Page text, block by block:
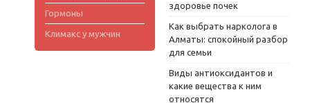
Гормоны
Климакс у мужчин
здоровье почек
Как выбрать нарколога в
Алматы: спокойный разбор
для семьи
Виды антиоксидантов и
какие вещества к ним
относятся